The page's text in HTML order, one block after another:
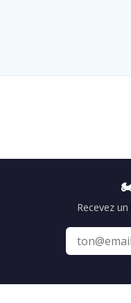
Recevez